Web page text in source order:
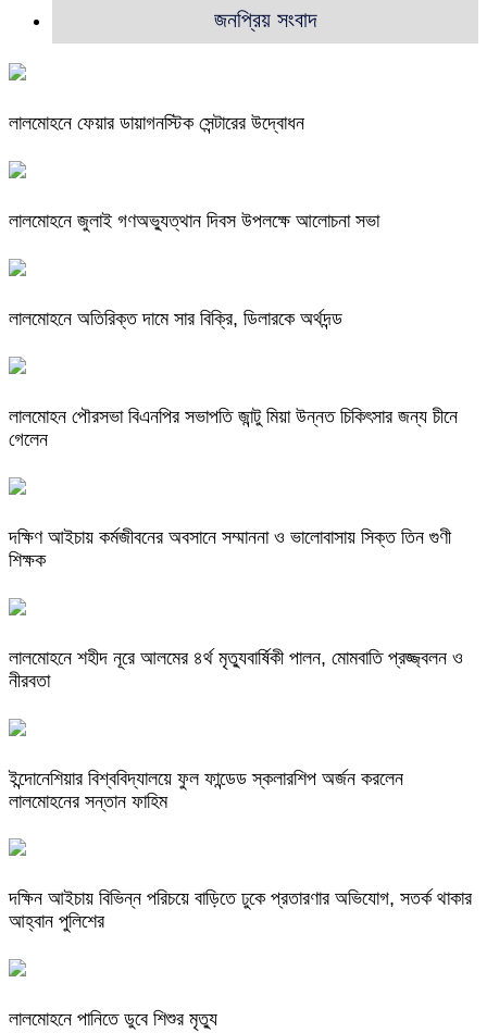
জনপ্রিয় সংবাদ
লালমোহনে ফেয়ার ডায়াগনস্টিক সেন্টারের উদ্বোধন
লালমোহনে জুলাই গণঅভ্যুত্থান দিবস উপলক্ষে আলোচনা সভা
লালমোহনে অতিরিক্ত দামে সার বিক্রি, ডিলারকে অর্থদন্ড
লালমোহন পৌরসভা বিএনপির সভাপতি জান্টু মিয়া উন্নত চিকিৎসার জন্য চীনে
গেলেন
দক্ষিণ আইচায় কর্মজীবনের অবসানে সম্মাননা ও ভালোবাসায় সিক্ত তিন গুণী
শিক্ষক
লালমোহনে শহীদ নূরে আলমের ৪র্থ মৃত্যুবার্ষিকী পালন, মোমবাতি প্রজ্জ্বলন ও
নীরবতা
ইন্দোনেশিয়ার বিশ্ববিদ্যালয়ে ফুল ফান্ডেড স্কলারশিপ অর্জন করলেন
লালমোহনের সন্তান ফাহিম
দক্ষিন আইচায় ‎বিভিন্ন পরিচয়ে বাড়িতে ঢুকে প্রতারণার অভিযোগ, সতর্ক থাকার
আহ্বান পুলিশের
লালমোহনে পানিতে ডুবে শিশুর মৃত্যু